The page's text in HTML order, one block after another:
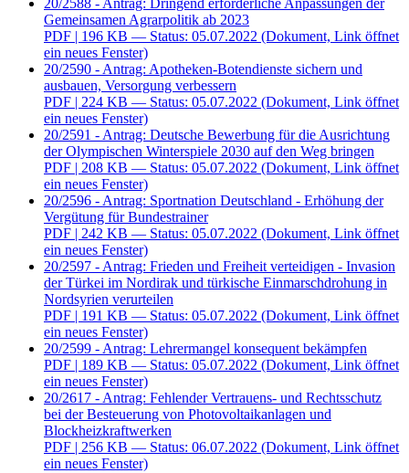
20/2588 - Antrag: Dringend erforderliche Anpassungen der
Gemeinsamen Agrarpolitik ab 2023
PDF | 196 KB — Status: 05.07.2022 (Dokument, Link öffnet
ein neues Fenster)
20/2590 - Antrag: Apotheken-Botendienste sichern und
ausbauen, Versorgung verbessern
PDF | 224 KB — Status: 05.07.2022 (Dokument, Link öffnet
ein neues Fenster)
20/2591 - Antrag: Deutsche Bewerbung für die Ausrichtung
der Olympischen Winterspiele 2030 auf den Weg bringen
PDF | 208 KB — Status: 05.07.2022 (Dokument, Link öffnet
ein neues Fenster)
20/2596 - Antrag: Sportnation Deutschland - Erhöhung der
Vergütung für Bundestrainer
PDF | 242 KB — Status: 05.07.2022 (Dokument, Link öffnet
ein neues Fenster)
20/2597 - Antrag: Frieden und Freiheit verteidigen - Invasion
der Türkei im Nordirak und türkische Einmarschdrohung in
Nordsyrien verurteilen
PDF | 191 KB — Status: 05.07.2022 (Dokument, Link öffnet
ein neues Fenster)
20/2599 - Antrag: Lehrermangel konsequent bekämpfen
PDF | 189 KB — Status: 05.07.2022 (Dokument, Link öffnet
ein neues Fenster)
20/2617 - Antrag: Fehlender Vertrauens- und Rechtsschutz
bei der Besteuerung von Photovoltaikanlagen und
Blockheizkraftwerken
PDF | 256 KB — Status: 06.07.2022 (Dokument, Link öffnet
ein neues Fenster)